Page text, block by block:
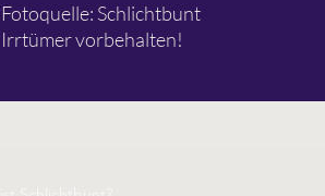
Fotoquelle: Schlichtbunt
Irrtümer vorbehalten!